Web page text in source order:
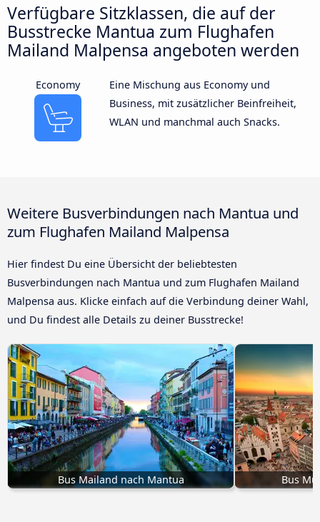
Verfügbare Sitzklassen, die auf der
Busstrecke Mantua zum Flughafen
Mailand Malpensa angeboten werden
Economy
Eine Mischung aus Economy und
Business, mit zusätzlicher Beinfreiheit,
WLAN und manchmal auch Snacks.
Weitere Busverbindungen nach Mantua und
zum Flughafen Mailand Malpensa
Hier findest Du eine Übersicht der beliebtesten
Busverbindungen nach Mantua und zum Flughafen Mailand
Malpensa aus. Klicke einfach auf die Verbindung deiner Wahl,
und Du findest alle Details zu deiner Busstrecke!
Bus Mailand nach Mantua Bus